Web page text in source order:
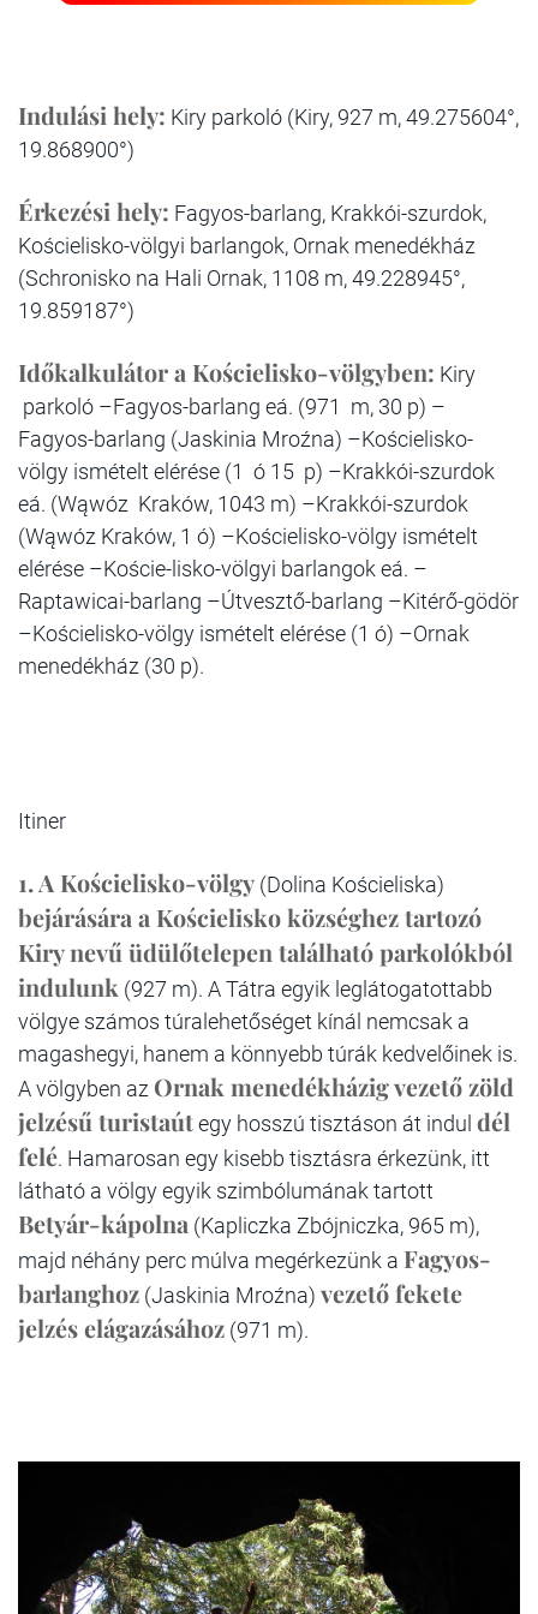
Indulási hely: Kiry parkoló (Kiry, 927 m, 49.275604°,
19.868900°)
Érkezési hely: Fagyos-barlang, Krakkói-szurdok,
Kościelisko-völgyi barlangok, Ornak menedékház
(Schronisko na Hali Ornak, 1108 m, 49.228945°,
19.859187°)
Időkalkulátor a Kościelisko-völgyben: Kiry
parkoló –Fagyos-barlang eá. (971 m, 30 p) –
Fagyos-barlang (Jaskinia Mroźna) –Kościelisko-
völgy ismételt elérése (1 ó 15 p) –Krakkói-szurdok
eá. (Wąwóz Kraków, 1043 m) –Krakkói-szurdok
(Wąwóz Kraków, 1 ó) –Kościelisko-völgy ismételt
elérése –Koście-lisko-völgyi barlangok eá. –
Raptawicai-barlang –Útvesztő-barlang –Kitérő-gödör
–Kościelisko-völgy ismételt elérése (1 ó) –Ornak
menedékház (30 p).
Itiner
1. A Kościelisko-völgy (Dolina Kościeliska)
bejárására a Kościelisko községhez tartozó
Kiry nevű üdülőtelepen található parkolókból
indulunk (927 m). A Tátra egyik leglátogatottabb
völgye számos túralehetőséget kínál nemcsak a
magashegyi, hanem a könnyebb túrák kedvelőinek is.
A völgyben az Ornak menedékházig vezető zöld
jelzésű turistaútegy hosszú tisztáson át indul dél
felé. Hamarosan egy kisebb tisztásra érkezünk, itt
látható a völgy egyik szimbólumának tartott
Betyár-kápolna (Kapliczka Zbójniczka, 965 m),
majd néhány perc múlva megérkezünk a Fagyos-
barlanghoz (Jaskinia Mroźna) vezető fekete
jelzés elágazásához (971 m).